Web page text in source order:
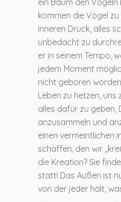
kommen die Vögel
inneren Druck, alles
unbedacht zu
er in seinem Tempo,
jedem Moment
nicht geboren
Leben zu hetzen, uns
alles dafür zu geben,
anzusammeln und
einen vermeintlichen
schaffen, den wir
die Kreation? Sie
statt! Das Außen ist
von der jeder hält,